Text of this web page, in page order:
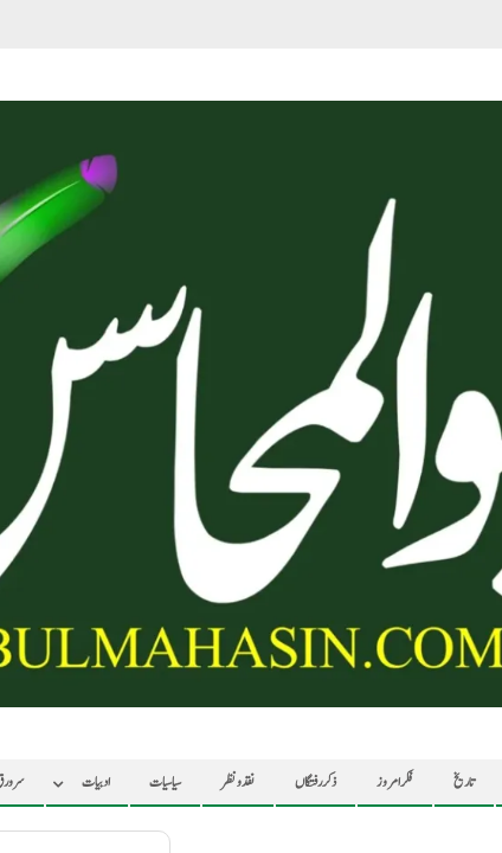
ادبیات سیاسیات نقد ونظر ذکر رفتگاں فکر امروز تاریخ